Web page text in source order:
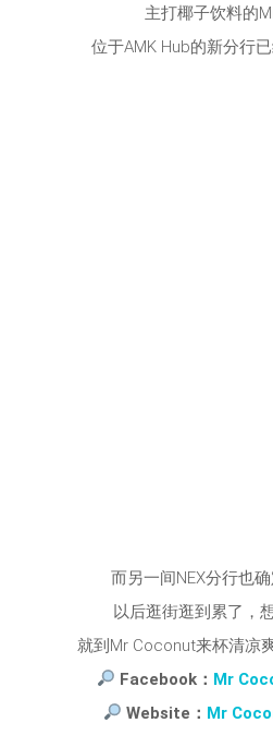
主打椰子饮料的
位于AMK Hub的新分行
而另一间NEX分行也
以后逛街逛到累了，
就到Mr Coconut来杯清凉
Facebook： Mr
Website： Mr